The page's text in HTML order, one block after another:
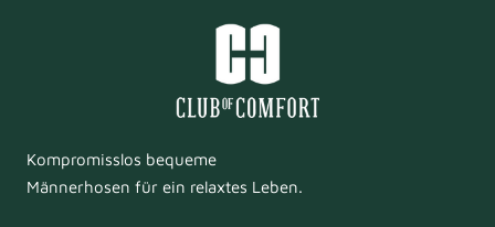
Kompromisslos bequeme
Männerhosen für ein relaxtes Leben.